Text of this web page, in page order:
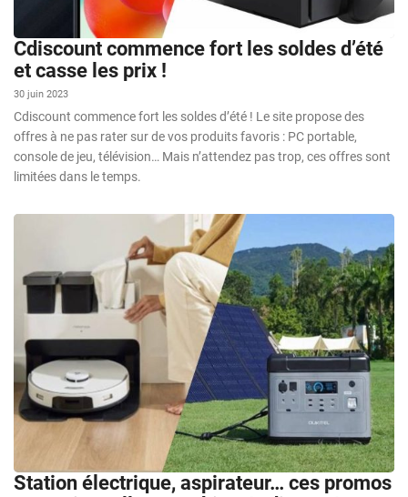
Cdiscount commence fort les soldes d’été
et casse les prix !
30 juin 2023
Cdiscount commence fort les soldes d’été ! Le site propose des
offres à ne pas rater sur de vos produits favoris : PC portable,
console de jeu, télévision… Mais n’attendez pas trop, ces offres sont
limitées dans le temps.
Station électrique, aspirateur… ces promos